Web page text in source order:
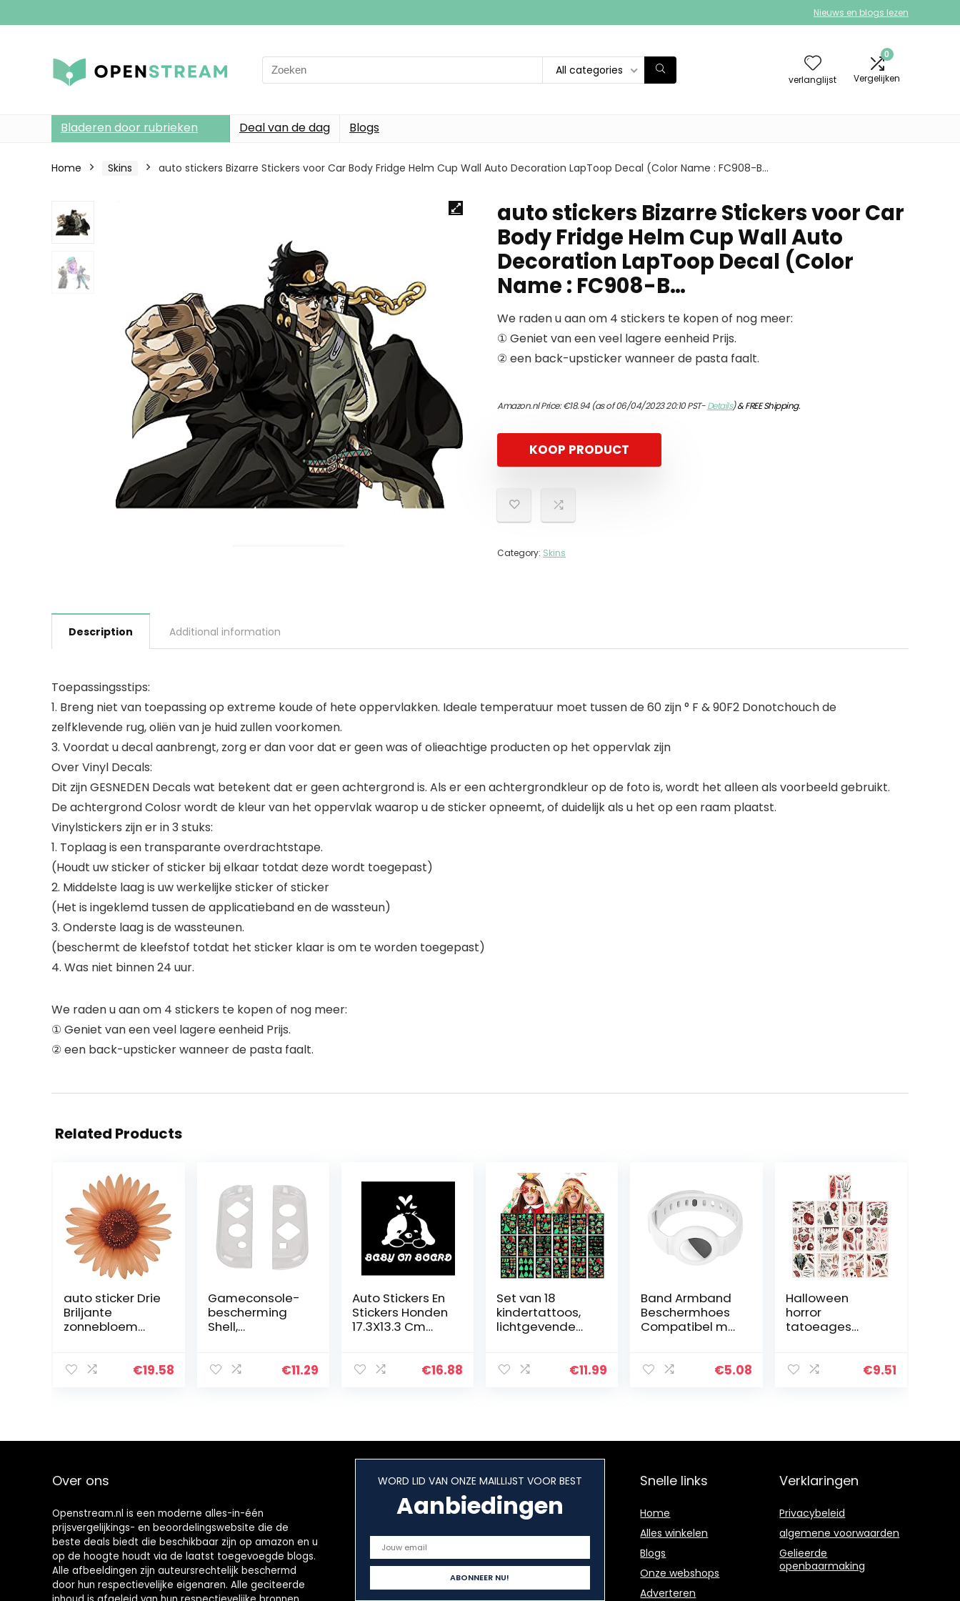
Nieuws en blogs lezen
Search
for:
All categories
verlanglijst
0
Vergelijken
Bladeren door rubrieken Deal van de dag Blogs
Home Skins auto stickers Bizarre Stickers voor Car Body Fridge Helm Cup Wall Auto Decoration LapToop Decal (Color Name : FC908-B…
auto stickers Bizarre Stickers voor Car
Body Fridge Helm Cup Wall Auto
Decoration LapToop Decal (Color
Name : FC908-B…
We raden u aan om 4 stickers te kopen of nog meer:
① Geniet van een veel lagere eenheid Prijs.
② een back-upsticker wanneer de pasta faalt.
Amazon.nl Price:€18.94(as of 06/04/2023 20:10 PST-Details)&FREE Shipping.
KOOP PRODUCT
Category: Skins
Description Additional information
Toepassingsstips:
1. Breng niet van toepassing op extreme koude of hete oppervlakken. Ideale temperatuur moet tussen de 60 zijn ° F & 90F2 Donotchouch de
zelfklevende rug, oliën van je huid zullen voorkomen.
3. Voordat u decal aanbrengt, zorg er dan voor dat er geen was of olieachtige producten op het oppervlak zijn
Over Vinyl Decals:
Dit zijn GESNEDEN Decals wat betekent dat er geen achtergrond is. Als er een achtergrondkleur op de foto is, wordt het alleen als voorbeeld gebruikt.
De achtergrond Colosr wordt de kleur van het oppervlak waarop u de sticker opneemt, of duidelijk als u het op een raam plaatst.
Vinylstickers zijn er in 3 stuks:
1. Toplaag is een transparante overdrachtstape.
(Houdt uw sticker of sticker bij elkaar totdat deze wordt toegepast)
2. Middelste laag is uw werkelijke sticker of sticker
(Het is ingeklemd tussen de applicatieband en de wassteun)
3. Onderste laag is de wassteunen.
(beschermt de kleefstof totdat het sticker klaar is om te worden toegepast)
4. Was niet binnen 24 uur.
We raden u aan om 4 stickers te kopen of nog meer:
① Geniet van een veel lagere eenheid Prijs.
② een back-upsticker wanneer de pasta faalt.
Related Products
auto sticker Drie
Briljante
zonnebloem
Wrap bloem€19.58
Gameconsole-
bescherming
Shell,
kristal Harde€11.29
Auto Stickers En
Stickers Honden
17.3X13.3 Cm
Mode Auto
€16.88
Set van 18
kindertattoos,
lichtgevende
donker, kinderen,
€11.99
Band Armband
Beschermhoes
Compatibel met
Locator Cover
€5.08
Halloween
horror
tatoeages
lichaam decals
€9.51
Over ons
Openstream.nl is een moderne alles-in-één
prijsvergelijkings- en beoordelingswebsite die de
beste deals biedt die beschikbaar zijn op amazon en u
op de hoogte houdt via de laatst toegevoegde blogs.
Alle afbeeldingen zijn auteursrechtelijk beschermd
door hun respectievelijke eigenaren. Alle geciteerde
WORD LID VAN ONZE MAILLIJST VOOR BEST
Aanbiedingen
Snelle links
Home
Alles winkelen
Blogs
Onze webshops
Adverteren
Verklaringen
Privacybeleid
algemene voorwaarden
Gelieerde
openbaarmaking